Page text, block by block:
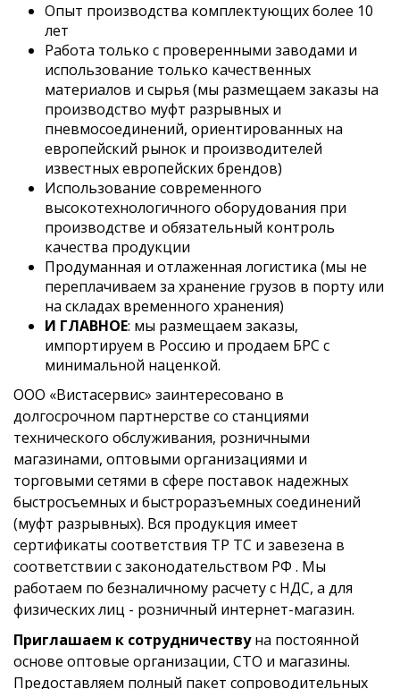
Опыт производства комплектующих более 10
лет
Работа только с проверенными заводами и
использование только качественных
материалов и сырья (мы размещаем заказы на
производство муфт разрывных и
пневмосоединений, ориентированных на
европейский рынок и производителей
известных европейских брендов)
Использование современного
высокотехнологичного оборудования при
производстве и обязательный контроль
качества продукции
Продуманная и отлаженная логистика (мы не
переплачиваем за хранение грузов в порту или
на складах временного хранения)
И ГЛАВНОЕ: мы размещаем заказы,
импортируем в Россию и продаем БРС с
минимальной наценкой.
ООО «Вистасервис» заинтересовано в
долгосрочном партнерстве со станциями
технического обслуживания, розничными
магазинами, оптовыми организациями и
торговыми сетями в сфере поставок надежных
быстросъемных и быстроразъемных соединений
(муфт разрывных). Вся продукция имеет
сертификаты соответствия ТР ТС и завезена в
соответствии с законодательством РФ . Мы
работаем по безналичному расчету с НДС, а для
физических лиц - розничный интернет-магазин.
Приглашаем к сотрудничествуна постоянной
основе оптовые организации, СТО и магазины.
Предоставляем полный пакет сопроводительных